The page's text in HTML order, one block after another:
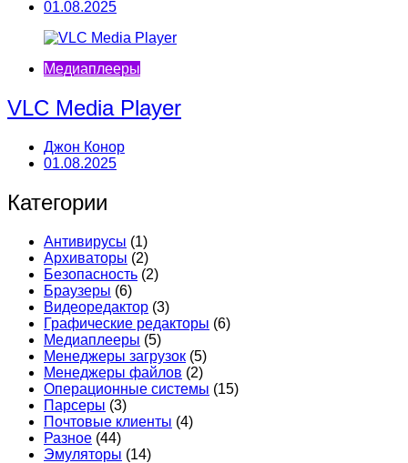
01.08.2025
Медиаплееры
VLC Media Player
Джон Конор
01.08.2025
Категории
Антивирусы (1)
Архиваторы (2)
Безопасность (2)
Браузеры (6)
Видеоредактор (3)
Графические редакторы (6)
Медиаплееры (5)
Менеджеры загрузок (5)
Менеджеры файлов (2)
Операционные системы (15)
Парсеры (3)
Почтовые клиенты (4)
Разное (44)
Эмуляторы (14)